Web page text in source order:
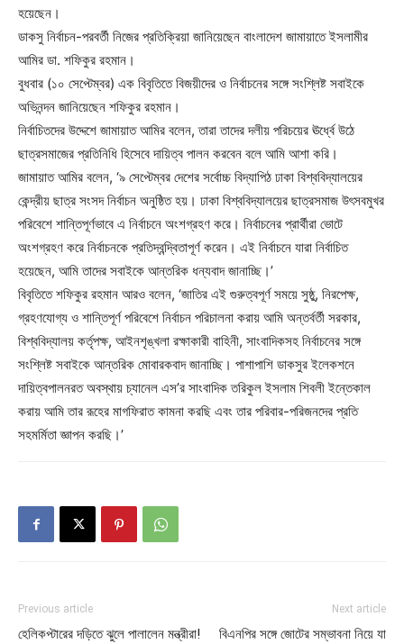
হয়েছেন।
ডাকসু নির্বাচন-পরবর্তী নিজের প্রতিক্রিয়া জানিয়েছেন বাংলাদেশ জামায়াতে ইসলামীর
আমির ডা. শফিকুর রহমান।
বুধবার (১০ সেপ্টেম্বর) এক বিবৃতিতে বিজয়ীদের ও নির্বাচনের সঙ্গে সংশ্লিষ্ট সবাইকে
অভিনন্দন জানিয়েছেন শফিকুর রহমান।
নির্বাচিতদের উদ্দেশে জামায়াত আমির বলেন, তারা তাদের দলীয় পরিচয়ের ঊর্ধ্বে উঠে
ছাত্রসমাজের প্রতিনিধি হিসেবে দায়িত্ব পালন করবেন বলে আমি আশা করি।
জামায়াত আমির বলেন, ‘৯ সেপ্টেম্বর দেশের সর্বোচ্চ বিদ্যাপিঠ ঢাকা বিশ্ববিদ্যালয়ের
কেন্দ্রীয় ছাত্র সংসদ নির্বাচন অনুষ্ঠিত হয়। ঢাকা বিশ্ববিদ্যালয়ের ছাত্রসমাজ উৎসবমুখর
পরিবেশে শান্তিপূর্ণভাবে এ নির্বাচনে অংশগ্রহণ করে। নির্বাচনের প্রার্থীরা ভোটে
অংশগ্রহণ করে নির্বাচনকে প্রতিদ্বন্দ্বিতাপূর্ণ করেন। এই নির্বাচনে যারা নির্বাচিত
হয়েছেন, আমি তাদের সবাইকে আন্তরিক ধন্যবাদ জানাচ্ছি।’
বিবৃতিতে শফিকুর রহমান আরও বলেন, ‘জাতির এই গুরুত্বপূর্ণ সময়ে সুষ্ঠু, নিরপেক্ষ,
গ্রহণযোগ্য ও শান্তিপূর্ণ পরিবেশে নির্বাচন পরিচালনা করায় আমি অন্তর্বর্তী সরকার,
বিশ্ববিদ্যালয় কর্তৃপক্ষ, আইনশৃঙ্খলা রক্ষাকারী বাহিনী, সাংবাদিকসহ নির্বাচনের সঙ্গে
সংশ্লিষ্ট সবাইকে আন্তরিক মোবারকবাদ জানাচ্ছি। পাশাপাশি ডাকসুর ইলেকশনে
দায়িত্বপালনরত অবস্থায় চ্যানেল এস’র সাংবাদিক তরিকুল ইসলাম শিবলী ইন্তেকাল
করায় আমি তার রূহের মাগফিরাত কামনা করছি এবং তার পরিবার-পরিজনদের প্রতি
সহমর্মিতা জ্ঞাপন করছি।’
Previous article
হেলিকপ্টারের দড়িতে ঝুলে পালালেন মন্ত্রীরা!
Next article
বিএনপির সঙ্গে জোটের সম্ভাবনা নিয়ে যা